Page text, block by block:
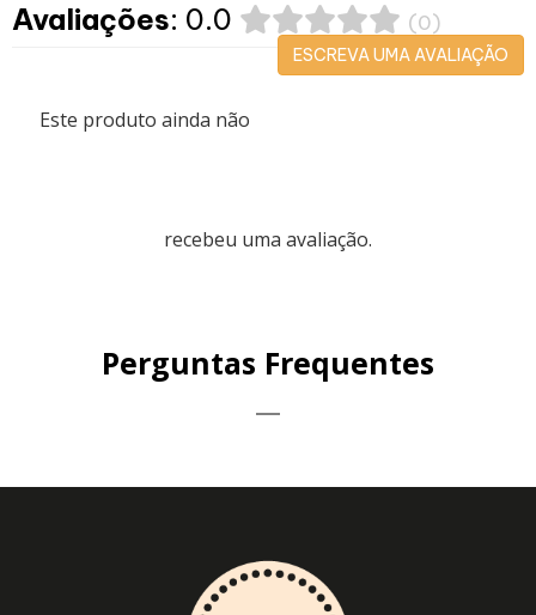
Avaliações: 0.0 (0)
ESCREVA UMA AVALIAÇÃO
Este produto ainda não
recebeu uma avaliação.
Perguntas Frequentes